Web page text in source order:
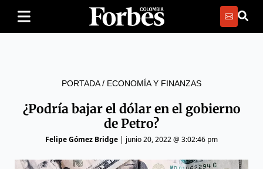
PORTADA/ ECONOMÍA Y FINANZAS
¿Podría bajar el dólar en el gobierno
de Petro?
Felipe Gómez Bridge | junio 20, 2022 @ 3:02:46 pm